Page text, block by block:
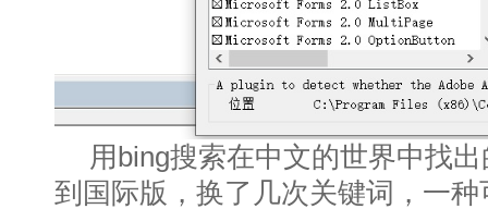
用bing搜索在中文的世界中找
到国际版，换了几次关键词，一